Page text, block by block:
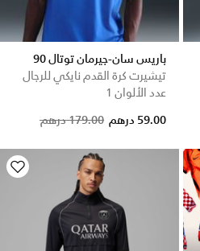
باريس سان-جيرمان توتال 90
تيشيرت كرة القدم نايكي للرجال
عدد الألوان 1
Price reduced from
179.00 درهم to 59.00 درهم